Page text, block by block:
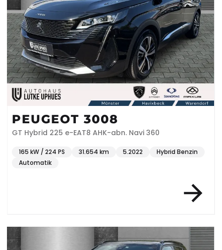
PEUGEOT 3008
GT Hybrid 225 e-EAT8 AHK-abn. Navi 360
165 kW / 224 PS 31.654 km 5.2022
Hybrid Benzin
Automatik